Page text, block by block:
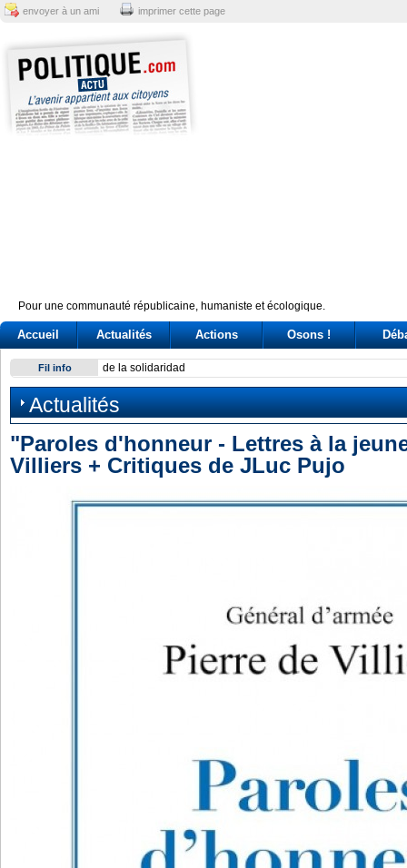
envoyer à un ami imprimer cette page
Pour une communauté républicaine, humaniste et écologique.
Accueil Actualités Actions Osons !
Fil info Exodus: West Bank hardships drive out Palestinian
Actualités
"Paroles d'honneur - Lettres à la
Villiers + Critiques de JLuc Pujo